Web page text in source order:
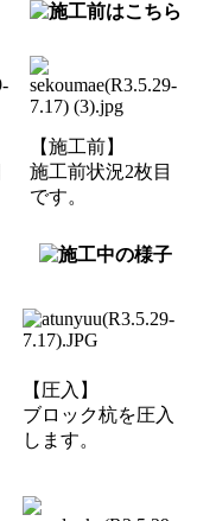
【施工前】
施工前状況2枚目
です。
【圧入】
ブロック杭を圧入
します。